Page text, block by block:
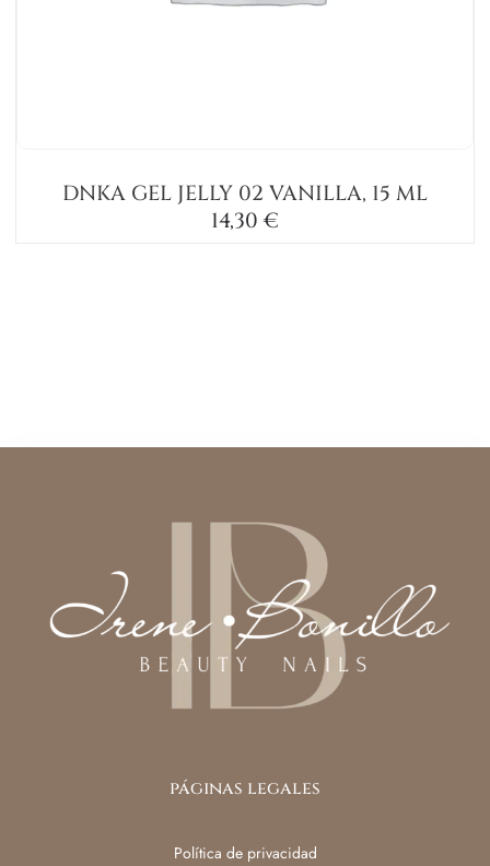
DNKA GEL JELLY 02 VANILLA, 15 ML
14,30€
páginas legales
Política de privacidad